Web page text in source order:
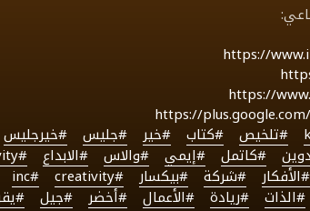
https://
https://
https://
#تلخيص #كتاب #خير #جليس #خيرجليس
#كاتمل #إيمي #والاس #الابداع #Creativity
#الأفكار #شركة #بيكسار #creativity
#inc
#الذات #ريادة #الأعمال #أخضر #جيل